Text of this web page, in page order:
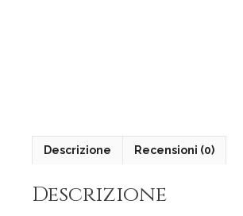
Descrizione Recensioni (0)
Descrizione